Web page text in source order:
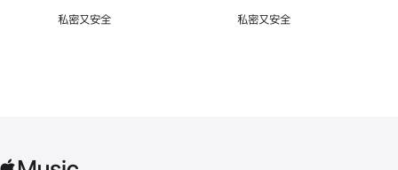
私密又安全 私密又安全